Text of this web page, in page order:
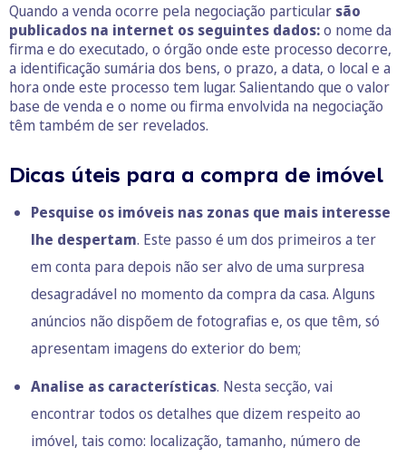
Quando a venda ocorre pela negociação particular são
publicados na internet os seguintes dados:o nome da
firma e do executado, o órgão onde este processo decorre,
a identificação sumária dos bens, o prazo, a data, o local e a
hora onde este processo tem lugar. Salientando que o valor
base de venda e o nome ou firma envolvida na negociação
têm também de ser revelados.
Dicas úteis para a compra de imóvel
Pesquise os imóveis nas zonas que mais interesse
lhe despertam. Este passo é um dos primeiros a ter
em conta para depois não ser alvo de uma surpresa
desagradável no momento da compra da casa. Alguns
anúncios não dispõem de fotografias e, os que têm, só
apresentam imagens do exterior do bem;
Analise as características. Nesta secção, vai
encontrar todos os detalhes que dizem respeito ao
imóvel, tais como: localização, tamanho, número de